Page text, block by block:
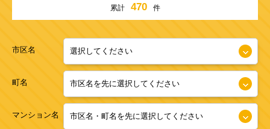
累計 470 件
市区名
町名
マンション名